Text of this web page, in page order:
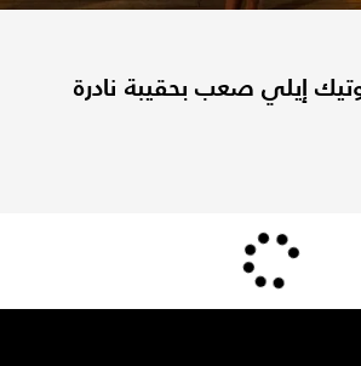
إيلي صعب بحقيبة نادرة